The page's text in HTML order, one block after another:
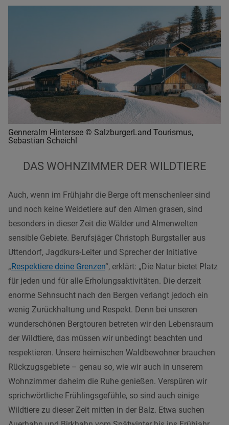
Genneralm Hintersee © SalzburgerLand Tourismus,
Sebastian Scheichl
DAS WOHNZIMMER DER WILDTIERE
Auch, wenn im Frühjahr die Berge oft menschenleer sind
und noch keine Weidetiere auf den Almen grasen, sind
besonders in dieser Zeit die Wälder und Almenwelten
sensible Gebiete. Berufsjäger Christoph Burgstaller aus
Uttendorf, Jagdkurs-Leiter und Sprecher der Initiative
„Respektiere deine Grenzen“, erklärt: „Die Natur bietet Platz
für jeden und für alle Erholungsaktivitäten. Die derzeit
enorme Sehnsucht nach den Bergen verlangt jedoch ein
wenig Zurückhaltung und Respekt. Denn bei unseren
wunderschönen Bergtouren betreten wir den Lebensraum
der Wildtiere, das müssen wir unbedingt beachten und
respektieren. Unsere heimischen Waldbewohner brauchen
Rückzugsgebiete – genau so, wie wir auch in unserem
Wohnzimmer daheim die Ruhe genießen. Verspüren wir
sprichwörtliche Frühlingsgefühle, so sind auch einige
Wildtiere zu dieser Zeit mitten in der Balz. Etwa suchen